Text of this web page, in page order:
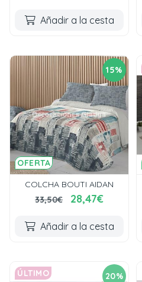
Añadir a la cesta
15%
OFERTA
COLCHA BOUTI AIDAN
33,50€
28,47€
Añadir a la cesta
20%
ÚLTIMO